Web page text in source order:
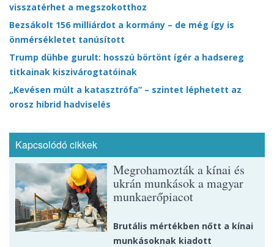
visszatérhet a megszokotthoz
Bezsákolt 156 milliárdot a kormány – de még így is
önmérsékletet tanúsított
Trump dühbe gurult: hosszú börtönt ígér a hadsereg
titkainak kiszivárogtatóinak
„Kevésen múlt a katasztrófa” – szintet léphetett az
orosz hibrid hadviselés
Kapcsolódó cikkek
Megrohamozták a kínai és
ukrán munkások a magyar
munkaerőpiacot
Brutális mértékben nőtt a kínai
munkásoknak kiadott